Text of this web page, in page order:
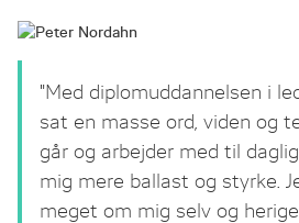
"Med diplomuddannelsen i
sat en masse ord, viden og
går og arbejder med til
mig mere ballast og styrke.
meget om mig selv og